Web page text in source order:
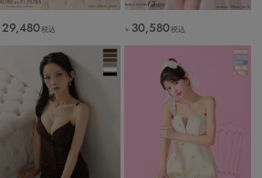
29,480税込 ￥ 30,580税込